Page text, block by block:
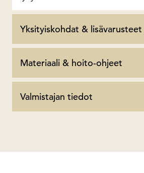
Yksityiskohdat & lisävarusteet
Materiaali & hoito-ohjeet
Valmistajan tiedot